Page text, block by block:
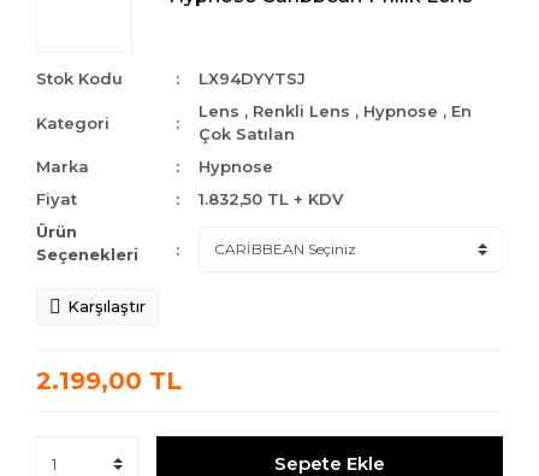
Stok Kodu LX94DYYTSJ
Kategori
Lens , Renkli Lens , Hypnose , En
Çok Satılan
Marka
Hypnose
Fiyat
1.832,50 TL + KDV
Ürün
Seçenekleri
Karşılaştır
2.199,00 TL
Sepete Ekle